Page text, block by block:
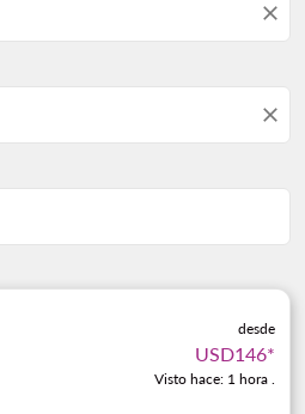
close
close
desde
USD146*
Visto hace: 1 hora .